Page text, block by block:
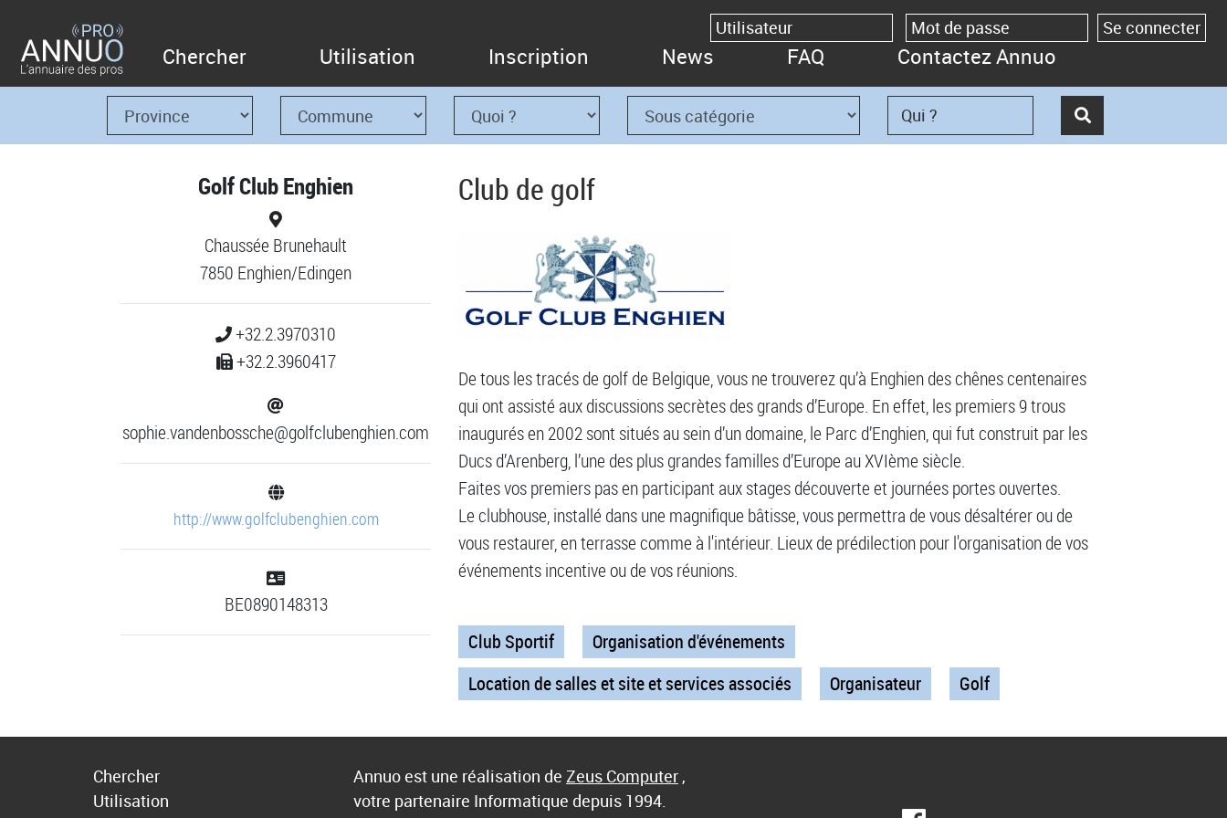
Chercher Utilisation Inscription News FAQ Contactez Annuo
Golf Club Enghien
Chaussée Brunehault
7850 Enghien/Edingen
+32.2.3970310
+32.2.3960417
sophie.vandenbossche@golfclubenghien.com
http://www.golfclubenghien.com
BE0890148313
Club de golf
De tous les tracés de golf de Belgique, vous ne trouverez qu’à Enghien des chênes centenaires
qui ont assisté aux discussions secrètes des grands d’Europe. En effet, les premiers 9 trous
inaugurés en 2002 sont situés au sein d’un domaine, le Parc d’Enghien, qui fut construit par les
Ducs d’Arenberg, l’une des plus grandes familles d’Europe au XVIème siècle.
Faites vos premiers pas en participant aux stages découverte et journées portes ouvertes.
Le clubhouse, installé dans une magnifique bâtisse, vous permettra de vous désaltérer ou de
vous restaurer, en terrasse comme à l'intérieur. Lieux de prédilection pour l'organisation de vos
événements incentive ou de vos réunions.
Club Sportif
Organisation d'événements
Location de salles et site et services associés
Organisateur Golf
Chercher
Utilisation
Annuo est une réalisation de Zeus Computer ,
votre partenaire Informatique depuis 1994.